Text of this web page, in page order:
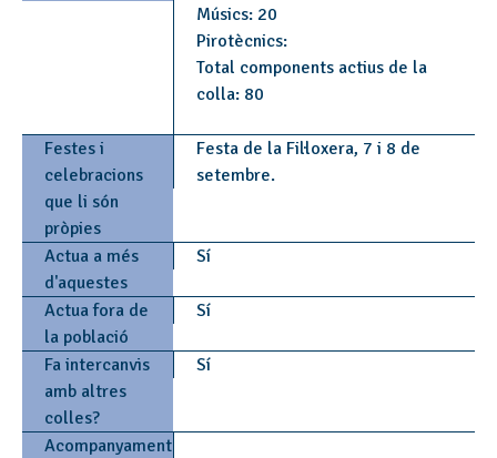
Músics: 20
Pirotècnics:
Total components actius de la
colla: 80
Festes i
celebracions
que li són
pròpies
Festa de la Fil·loxera, 7 i 8 de
setembre.
Actua a més
d'aquestes
Sí
Actua fora de
la població
Sí
Fa intercanvis
amb altres
colles?
Sí
Acompanyament